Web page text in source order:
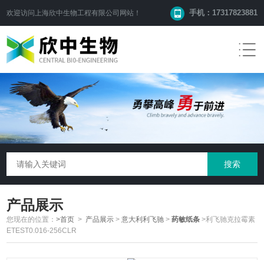
欢迎访问 上海欣中生物工程有限公司 网站！ 手机：17317823881
产品展示
您现在的位置：>首页 > 产品展示 >意大利利飞驰 >药敏纸条 >利飞驰克拉霉素
ETEST0.016-256CLR